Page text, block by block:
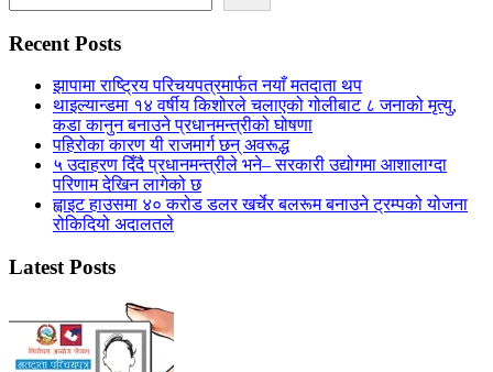
Recent Posts
झापामा राष्ट्रिय परिचयपत्रमार्फत नयाँ मतदाता थप
थाइल्यान्डमा १४ वर्षीय किशोरले चलाएको गोलीबाट ८ जनाको मृत्यु,
कडा कानुन बनाउने प्रधानमन्त्रीको घोषणा
पहिरोका कारण यी राजमार्ग छन् अवरूद्ध
५ उदाहरण दिँदै प्रधानमन्त्रीले भने– सरकारी उद्योगमा आशालाग्दा
परिणाम देखिन लागेको छ
ह्वाइट हाउसमा ४० करोड डलर खर्चेर बलरूम बनाउने ट्रम्पको योजना
रोकिदियो अदालतले
Latest Posts